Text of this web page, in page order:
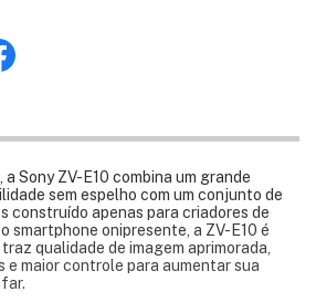
Sony ZV-E10 combina um grande
sem espelho com um conjunto de
construído apenas para criadores de
smartphone onipresente, a ZV-E10 é
qualidade de imagem aprimorada,
e maior controle para aumentar sua